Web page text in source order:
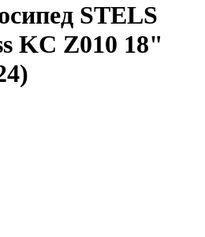
STELS
KC Z010 18"